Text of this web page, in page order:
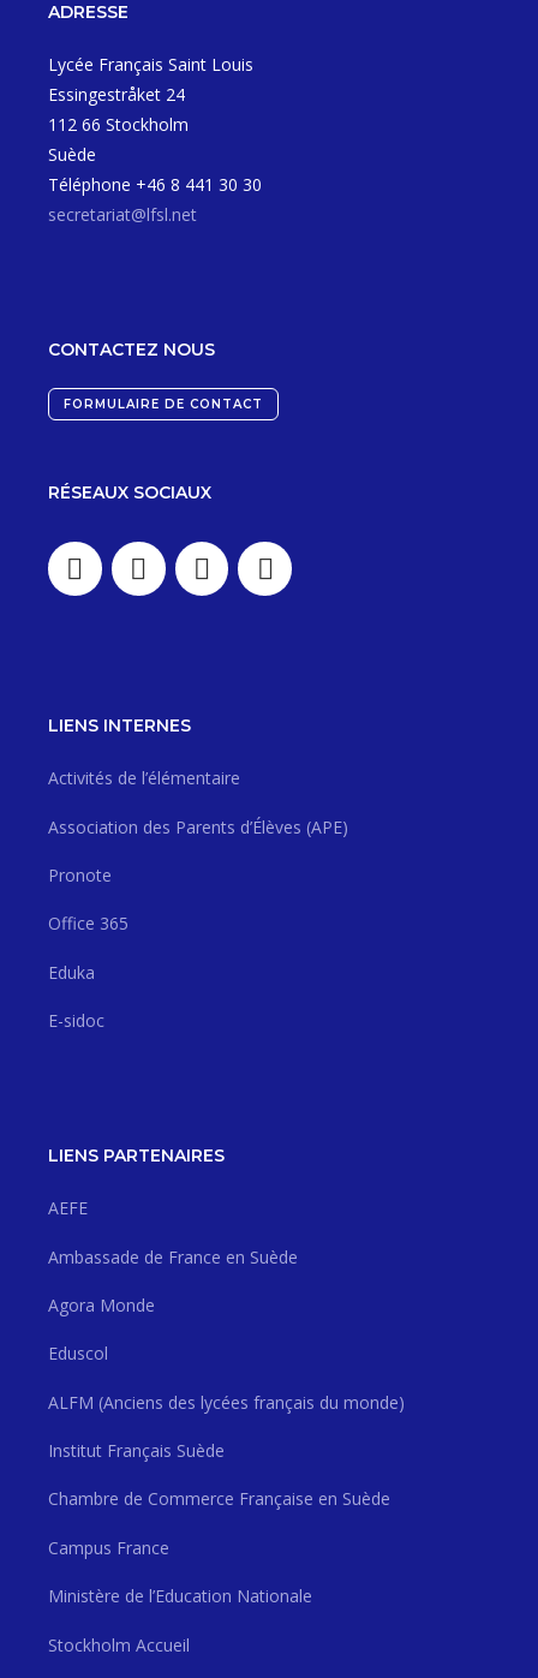
ADRESSE
Lycée Français Saint Louis
Essingestråket 24
112 66 Stockholm
Suède
Téléphone +46 8 441 30 30
secretariat@lfsl.net
CONTACTEZ NOUS
FORMULAIRE DE CONTACT
RÉSEAUX SOCIAUX
LIENS INTERNES
Activités de l’élémentaire
Association des Parents d’Élèves (APE)
Pronote
Office 365
Eduka
E-sidoc
LIENS PARTENAIRES
AEFE
Ambassade de France en Suède
Agora Monde
Eduscol
ALFM (Anciens des lycées français du monde)
Institut Français Suède
Chambre de Commerce Française en Suède
Campus France
Ministère de l’Education Nationale
Stockholm Accueil